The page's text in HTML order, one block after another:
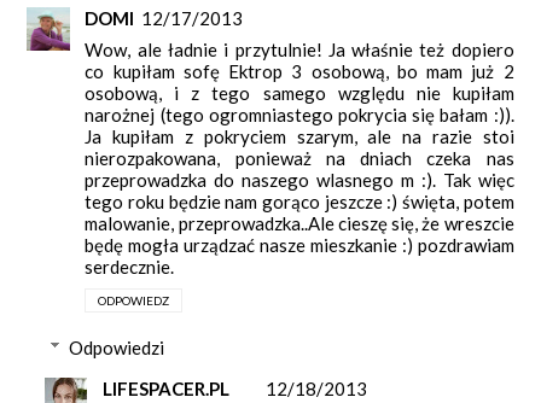
DOMI 12/17/2013
Wow, ale ładnie i przytulnie! Ja właśnie też dopiero
co kupiłam sofę Ektrop 3 osobową, bo mam już 2
osobową, i z tego samego względu nie kupiłam
narożnej (tego ogromniastego pokrycia się bałam :)).
Ja kupiłam z pokryciem szarym, ale na razie stoi
nierozpakowana, ponieważ na dniach czeka nas
przeprowadzka do naszego wlasnego m :). Tak więc
tego roku będzie nam gorąco jeszcze :) święta, potem
malowanie, przeprowadzka..Ale cieszę się, że wreszcie
będę mogła urządzać nasze mieszkanie :) pozdrawiam
serdecznie.
ODPOWIEDZ
Odpowiedzi
LIFESPACER.PL
12/18/2013